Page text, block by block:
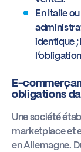
En Italie
identique ;
E-
obligations
Une société
marketplace et
en Allemagne.